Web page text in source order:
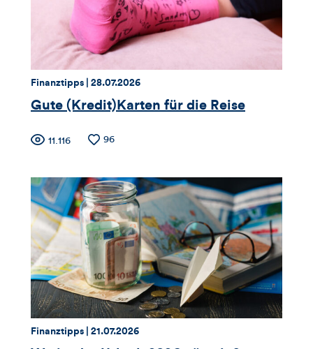
und
Kommentare
dieses
Artikels
Thema:
Finanztipps | Datum:
28.07.2026
Gute (Kredit)Karten für die Reise
Zähler
für
Views,
Likes
und
Kommentare
dieses
Anzahl11.116
Anzahl
96
Thema:
Finanztipps | Datum:
21.07.2026